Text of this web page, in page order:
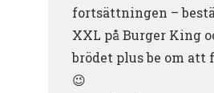
fortsättningen –
XXL på Burger King
brödet plus be om att
😉